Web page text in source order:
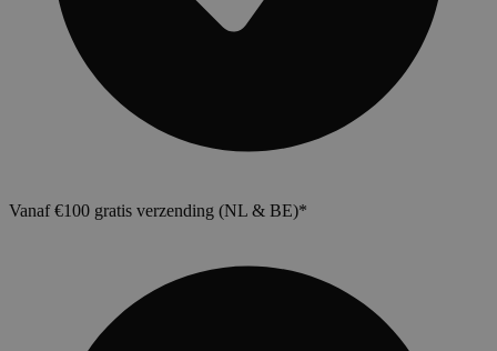
Vanaf €100 gratis verzending (NL & BE)*